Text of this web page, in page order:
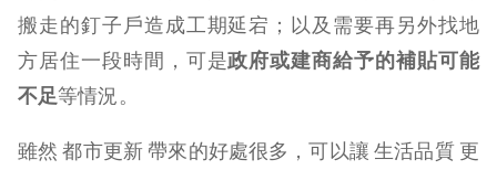
搬走的釘子戶造成工期延宕；以及需要再另外找地
方居住一段時間，可是政府或建商給予的補貼可能
不足等情況。
雖然 都市更新 帶來的好處很多，可以讓 生活品質 更